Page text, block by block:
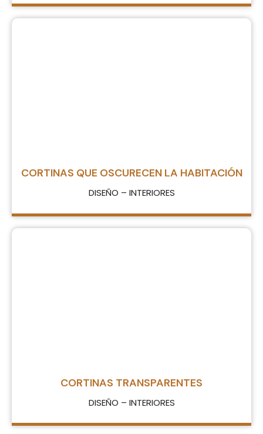
CORTINAS QUE OSCURECEN LA HABITACIÓN
DISEÑO – INTERIORES
CORTINAS TRANSPARENTES
DISEÑO – INTERIORES